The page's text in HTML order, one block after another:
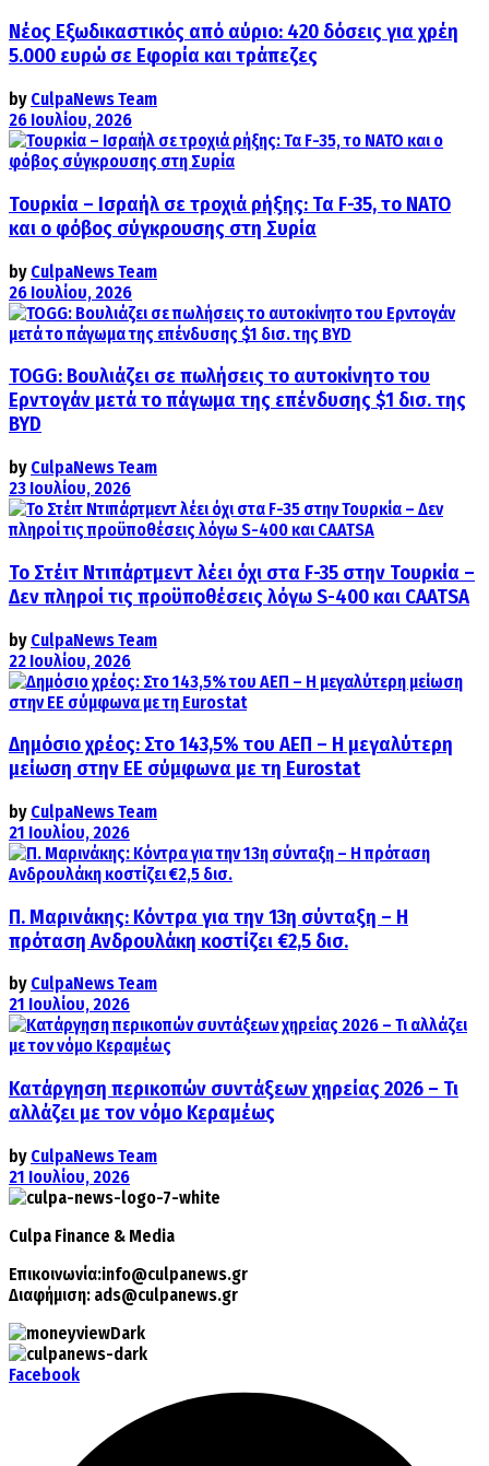
Νέος Εξωδικαστικός από αύριο: 420 δόσεις για χρέη
5.000 ευρώ σε Εφορία και τράπεζες
by CulpaNews Team
26 Ιουλίου, 2026
Τουρκία – Ισραήλ σε τροχιά ρήξης: Τα F-35, το ΝΑΤΟ
και ο φόβος σύγκρουσης στη Συρία
by CulpaNews Team
26 Ιουλίου, 2026
TOGG: Βουλιάζει σε πωλήσεις το αυτοκίνητο του
Ερντογάν μετά το πάγωμα της επένδυσης $1 δισ. της
BYD
by CulpaNews Team
23 Ιουλίου, 2026
Το Στέιτ Ντιπάρτμεντ λέει όχι στα F-35 στην Τουρκία –
Δεν πληροί τις προϋποθέσεις λόγω S-400 και CAATSA
by CulpaNews Team
22 Ιουλίου, 2026
Δημόσιο χρέος: Στο 143,5% του ΑΕΠ – Η μεγαλύτερη
μείωση στην ΕΕ σύμφωνα με τη Eurostat
by CulpaNews Team
21 Ιουλίου, 2026
Π. Μαρινάκης: Κόντρα για την 13η σύνταξη – Η
πρόταση Ανδρουλάκη κοστίζει €2,5 δισ.
by CulpaNews Team
21 Ιουλίου, 2026
Κατάργηση περικοπών συντάξεων χηρείας 2026 – Τι
αλλάζει με τον νόμο Κεραμέως
by CulpaNews Team
21 Ιουλίου, 2026
Culpa Finance & Media
Επικοινωνία:info@culpanews.gr
Διαφήμιση: ads@culpanews.gr
Facebook